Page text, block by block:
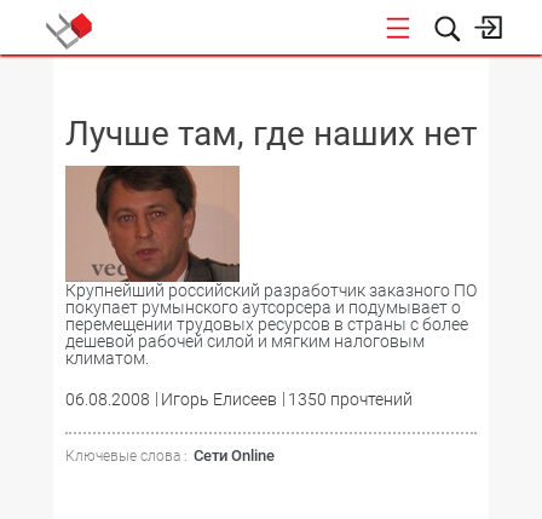
Лучше там, где наших нет
Крупнейший российский разработчик заказного ПО
покупает румынского аутсорсера и подумывает о
перемещении трудовых ресурсов в страны с более
дешевой рабочей силой и мягким налоговым
климатом.
06.08.2008 Игорь Елисеев 1350 прочтений
Ключевые слова : Сети Online